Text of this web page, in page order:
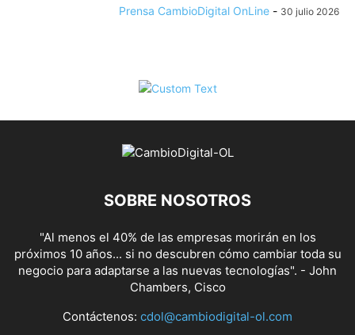
Prensa CambioDigital OnLine - 30 julio 2026
SOBRE NOSOTROS
"Al menos el 40% de las empresas morirán en los
próximos 10 años... si no descubren cómo cambiar toda su
negocio para adaptarse a las nuevas tecnologías". - John
Chambers, Cisco
Contáctenos: cdol@cambiodigital-ol.com